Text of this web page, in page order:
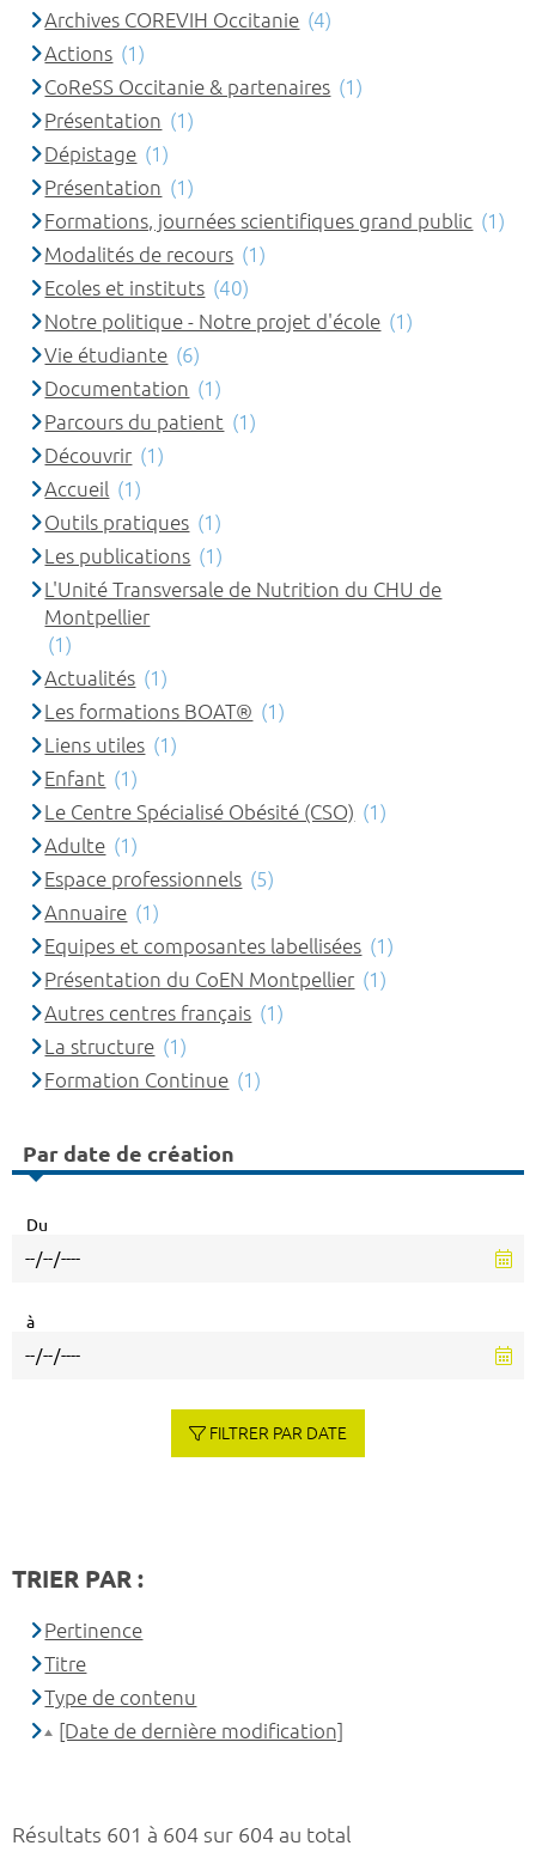
Résultats 601 à 604 sur 604 au total
Archives COREVIH Occitanie (4)
Actions (1)
CoReSS Occitanie & partenaires (1)
Présentation (1)
Dépistage (1)
Présentation (1)
Formations, journées scientifiques grand public (1)
Modalités de recours (1)
Ecoles et instituts (40)
Notre politique - Notre projet d'école (1)
Vie étudiante (6)
Documentation (1)
Parcours du patient (1)
Découvrir (1)
Accueil (1)
Outils pratiques (1)
Les publications (1)
L'Unité Transversale de Nutrition du CHU de
Montpellier
(1)
Actualités (1)
Les formations BOAT® (1)
Liens utiles (1)
Enfant (1)
Le Centre Spécialisé Obésité (CSO) (1)
Adulte (1)
Espace professionnels (5)
Annuaire (1)
Equipes et composantes labellisées (1)
Présentation du CoEN Montpellier (1)
Autres centres français (1)
La structure (1)
Formation Continue (1)
Par date de création
Du
à
FILTRER PAR DATE
TRIER PAR :
Pertinence
Titre
Type de contenu
[Date de dernière modification]